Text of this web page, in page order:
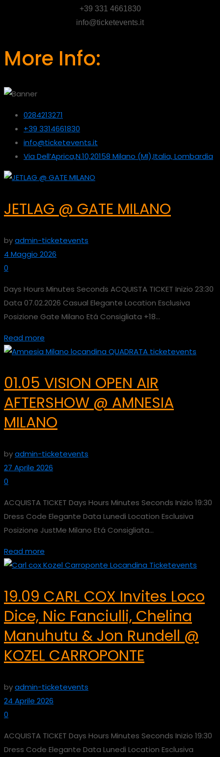
+39 331 4661830
info@ticketevents.it
More Info:
0284213271
+39 3314661830
info@ticketevents.it
Via Dell’Aprica,N.10,20158 Milano (MI),Italia, Lombardia
JETLAG @ GATE MILANO
byadmin-ticketevents
4 Maggio 2026
0
Days Hours Minutes Seconds ACQUISTA TICKET Inizio 23:30
Data 07.02.2026 Casual Elegante Location Esclusiva
Posizione Gate Milano Etá Consigliata +18...
Read more
01.05 VISION OPEN AIR
AFTERSHOW @ AMNESIA
MILANO
byadmin-ticketevents
27 Aprile 2026
0
ACQUISTA TICKET Days Hours Minutes Seconds Inizio 19:30
Dress Code Elegante Data Lunedi Location Esclusiva
Posizione JustMe Milano Etá Consigliata...
Read more
19.09 CARL COX Invites Loco
Dice, Nic Fanciulli, Chelina
Manuhutu & Jon Rundell @
KOZEL CARROPONTE
byadmin-ticketevents
24 Aprile 2026
0
ACQUISTA TICKET Days Hours Minutes Seconds Inizio 19:30
Dress Code Elegante Data Lunedi Location Esclusiva